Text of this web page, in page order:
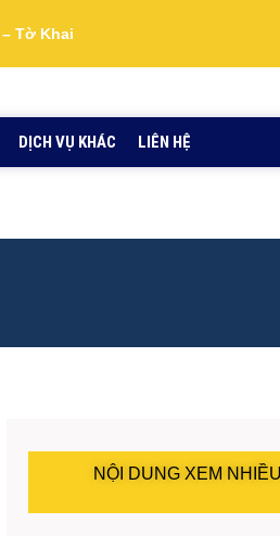
Tờ Khai
DỊCH VỤ KHÁC LIÊN HỆ
NỘI DUNG XEM